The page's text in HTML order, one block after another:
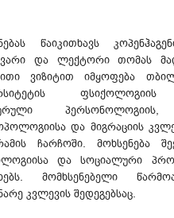
წაიკითხავს
და ლექტორი თომას
ვიზიტით იმყოფება
ფსიქოლოგიის
პერსონოლოგიის,
და მიგრაციის
ჩარჩოში. მოხსენება
და სოციალური
მომხსენებელი
კვლევის შედეგებსაც.